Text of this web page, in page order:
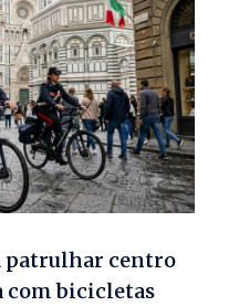
patrulhar centro
com bicicletas